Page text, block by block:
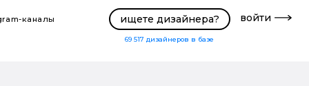
каналы ищете дизайнера?
69 517 дизайнеров в базе
войти